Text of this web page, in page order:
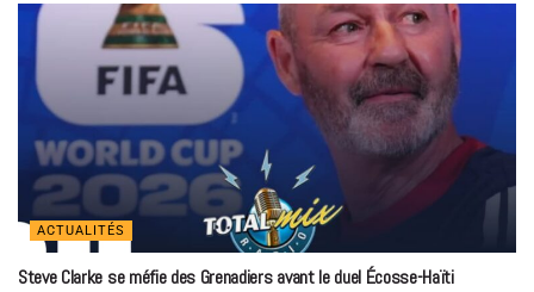
ACTUALITÉS
Steve Clarke se méfie des Grenadiers avant le duel Écosse-Haïti